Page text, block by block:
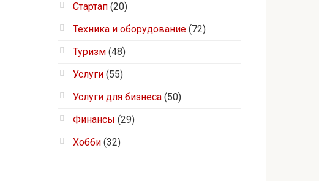
Стартап (20)
Техника и оборудование (72)
Туризм (48)
Услуги (55)
Услуги для бизнеса (50)
Финансы (29)
Хобби (32)